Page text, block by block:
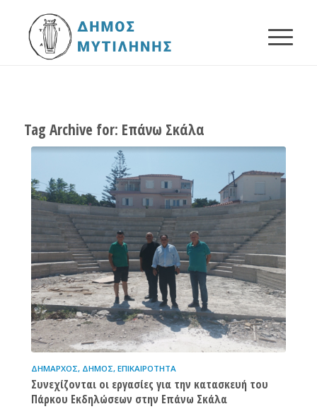
Tag Archive for: Επάνω Σκάλα
ΔΉΜΑΡΧΟΣ, ΔΉΜΟΣ, ΕΠΙΚΑΙΡΌΤΗΤΑ
Συνεχίζονται οι εργασίες για την κατασκευή του
Πάρκου Εκδηλώσεων στην Επάνω Σκάλα